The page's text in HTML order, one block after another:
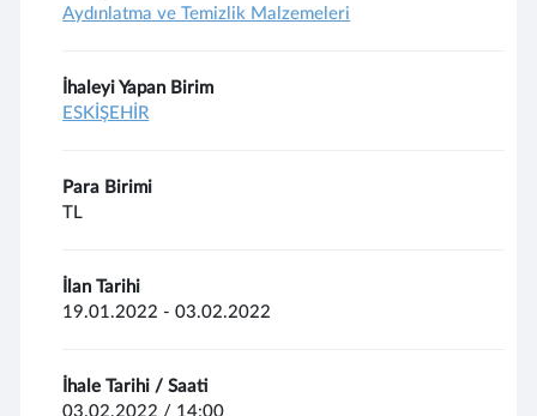
Aydınlatma ve Temizlik Malzemeleri
İhaleyi Yapan Birim
ESKİŞEHİR
Para Birimi
TL
İlan Tarihi
19.01.2022 - 03.02.2022
İhale Tarihi / Saati
03.02.2022 / 14:00